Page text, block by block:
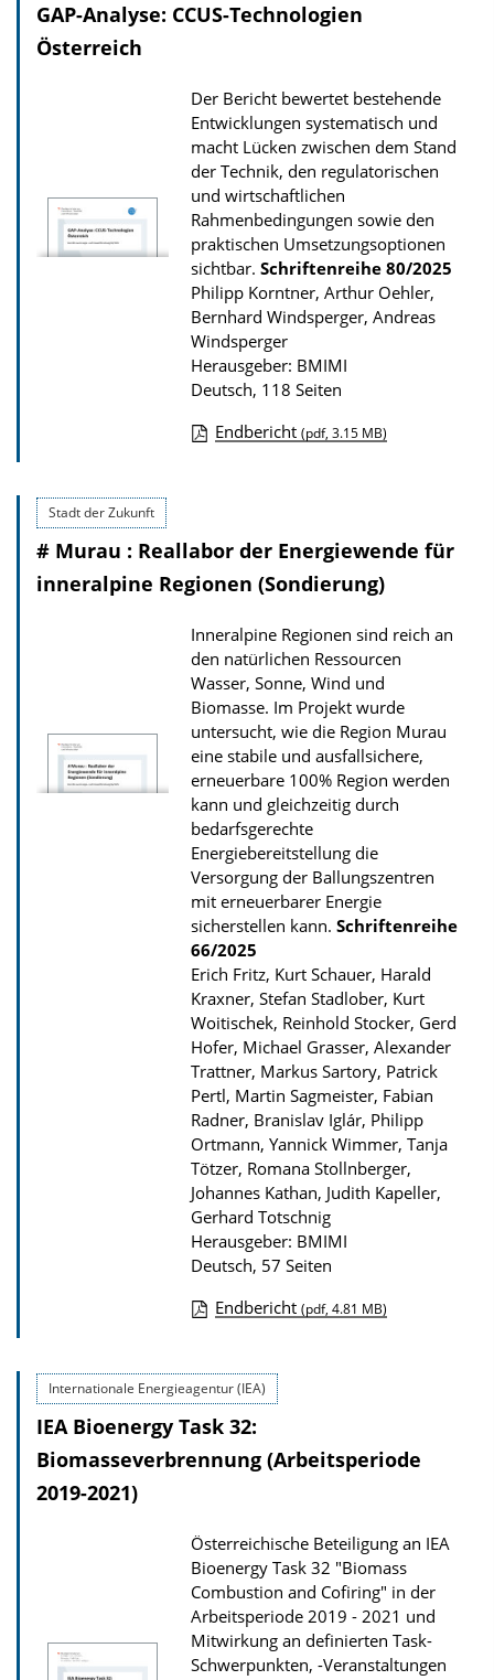
o
s
z
u
r
P
u
b
l
i
k
a
n
GAP-Analyse: CCUS-Technologien
Österreich
Der Bericht bewertet bestehende
Entwicklungen systematisch und
macht Lücken zwischen dem Stand
der Technik, den regulatorischen
und wirtschaftlichen
Rahmenbedingungen sowie den
praktischen Umsetzungsoptionen
sichtbar. Schriftenreihe 80/2025
Philipp Korntner, Arthur Oehler,
Bernhard Windsperger, Andreas
Windsperger
Herausgeber: BMIMI
Deutsch, 118 Seiten
n
l
a
d
s
z
u
r
P
u
b
l
i
k
a
t
i
o
n
Endbericht (pdf, 3.15 MB)
Stadt der Zukunft
# Murau : Reallabor der Energiewende für
inneralpine Regionen (Sondierung)
Inneralpine Regionen sind reich an
den natürlichen Ressourcen
Wasser, Sonne, Wind und
Biomasse. Im Projekt wurde
untersucht, wie die Region Murau
eine stabile und ausfallsichere,
erneuerbare 100% Region werden
kann und gleichzeitig durch
bedarfsgerechte
Energiebereitstellung die
Versorgung der Ballungszentren
mit erneuerbarer Energie
sicherstellen kann. Schriftenreihe
66/2025
Erich Fritz, Kurt Schauer, Harald
Kraxner, Stefan Stadlober, Kurt
Woitischek, Reinhold Stocker, Gerd
Hofer, Michael Grasser, Alexander
Trattner, Markus Sartory, Patrick
Pertl, Martin Sagmeister, Fabian
Radner, Branislav Iglár, Philipp
Ortmann, Yannick Wimmer, Tanja
Tötzer, Romana Stollnberger,
Johannes Kathan, Judith Kapeller,
Gerhard Totschnig
Herausgeber: BMIMI
Deutsch, 57 Seiten
w
n
l
d
s
z
u
r
Endbericht (pdf, 4.81 MB)
Internationale Energieagentur (IEA)
IEA Bioenergy Task 32:
Biomasseverbrennung (Arbeitsperiode
2019-2021)
Österreichische Beteiligung an IEA
Bioenergy Task 32 "Biomass
Combustion and Cofiring" in der
Arbeitsperiode 2019 - 2021 und
Mitwirkung an definierten Task-
Schwerpunkten, -Veranstaltungen